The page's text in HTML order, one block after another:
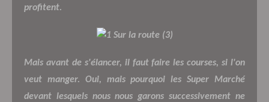
profitent.
Mais avant de s'élancer, il faut faire les courses, si l'on
veut manger. Oui, mais pourquoi les Super Marché
devant lesquels nous nous garons successivement ne